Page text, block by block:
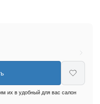
их в удобный для вас салон